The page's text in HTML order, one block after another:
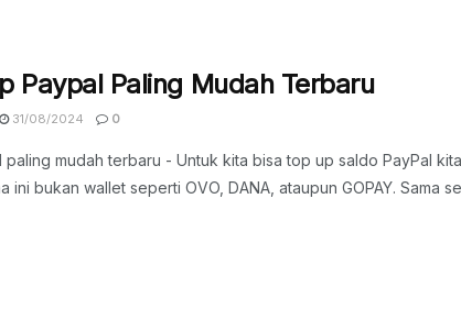
Paypal Paling Mudah Terbaru
31/08/2024 0
mudah terbaru - Untuk kita bisa top up saldo PayPal
ini bukan wallet seperti OVO, DANA, ataupun GOPAY. Sama